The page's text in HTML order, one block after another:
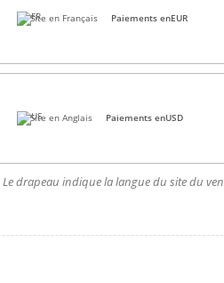
Site en Français Paiements enEUR
Site en Anglais Paiements enUSD
drapeau indique la langue du site du